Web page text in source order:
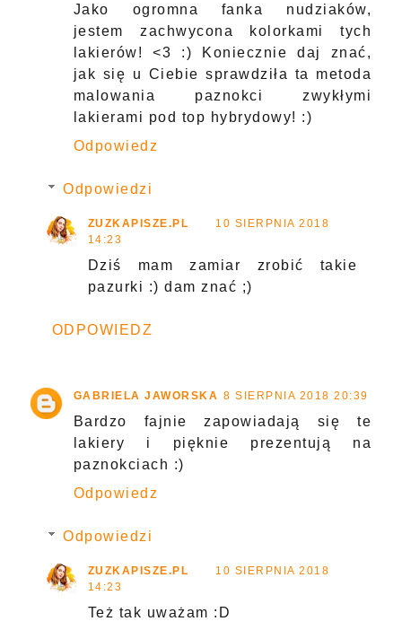
Jako ogromna fanka nudziaków,
jestem zachwycona kolorkami tych
lakierów! <3 :) Koniecznie daj znać,
jak się u Ciebie sprawdziła ta metoda
malowania paznokci zwykłymi
lakierami pod top hybrydowy! :)
Odpowiedz
Odpowiedzi
ZUZKAPISZE.PL
10 SIERPNIA 2018
14:23
Dziś mam zamiar zrobić takie
pazurki :) dam znać ;)
ODPOWIEDZ
GABRIELA JAWORSKA 8 SIERPNIA 2018 20:39
Bardzo fajnie zapowiadają się te
lakiery i pięknie prezentują na
paznokciach :)
Odpowiedz
Odpowiedzi
ZUZKAPISZE.PL
10 SIERPNIA 2018
14:23
Też tak uważam :D